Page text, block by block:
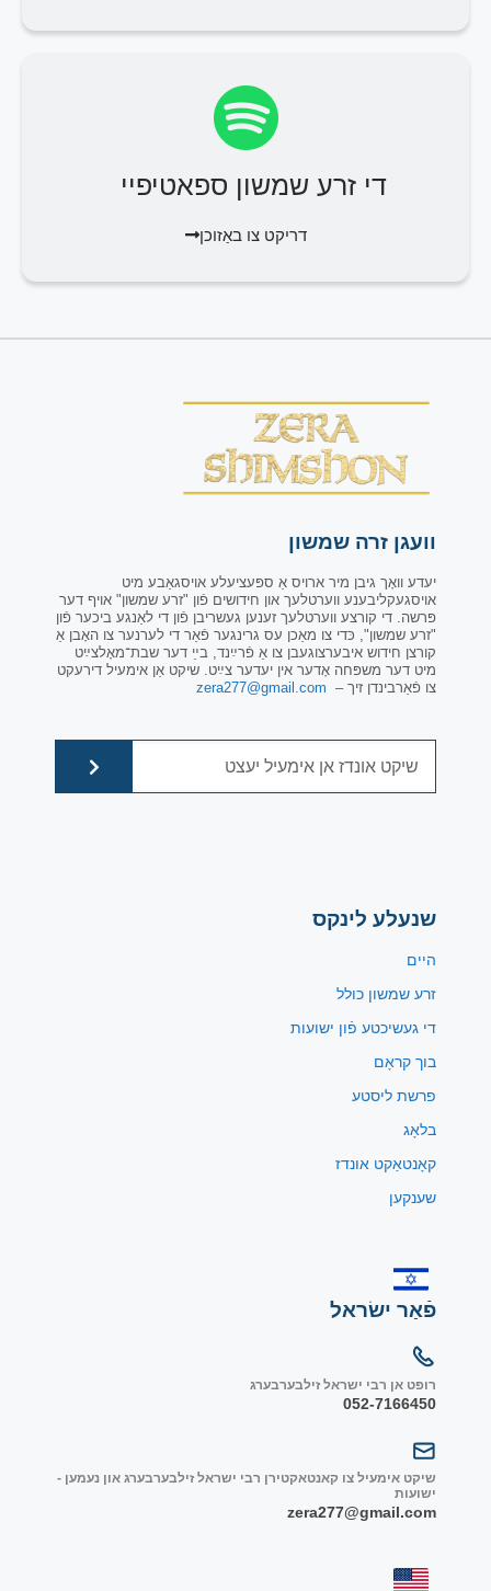
די זרע שמשון ספאטיפיי
דריקט צו באַזוכן
וועגן זרה שמשון
יעדע וואָך גיבן מיר ארויס אַ ספּעציעלע אויסגאַבע מיט
אויסגעקליבענע ווערטלעך און חידושים פֿון "זרע שמשון" אויף דער
פּרשה. די קורצע ווערטלעך זענען געשריבן פֿון די לאַנגע ביכער פֿון
"זרע שמשון", כּדי צו מאַכן עס גרינגער פֿאַר די לערנער צו האָבן אַ
קורצן חידוש איבערצוגעבן צו אַ פֿרײַנד, בײַ דער שבת־מאָלצײַט
מיט דער משפּחה אָדער אין יעדער צײַט. שיקט אַן אימעיל דירעקט
צו פֿאַרבינדן זיך – zera277@gmail.com
שנעלע לינקס
היים
זרע שמשון כולל
די געשיכטע פֿון ישועות
בוך קראָם
פרשת ליסטע
בלאָג
קאָנטאַקט אונדז
שענקען
פֿאַר ישׂראל
רופט אן רבי ישראל זילבערבערג
052-7166450
שיקט אימעיל צו קאנטאקטירן רבי ישראל זילבערבערג און נעמען -
ישועות
zera277@gmail.com